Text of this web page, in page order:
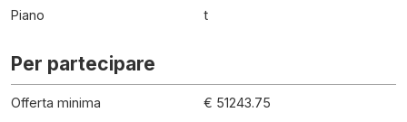
Piano t
Per partecipare
Offerta minima
€ 51243.75